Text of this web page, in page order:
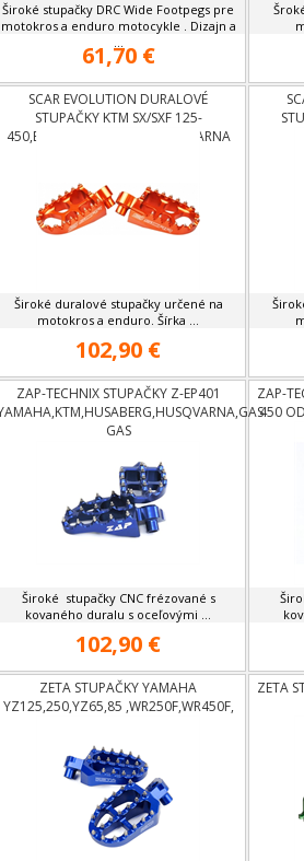
Široké stupačky DRC Wide Footpegs pre
motokros a enduro motocykle . Dizajn a
...
61,70 €
SCAR EVOLUTION DURALOVÉ
STUPAČKY KTM SX/SXF 125-
450,EXC/EXC-F 125-500,HUSQVARNA
Široké duralové stupačky určené na
motokros a enduro. Šírka ...
102,90 €
ZAP-TECHNIX STUPAČKY Z-EP401
GAS
Široké stupačky CNC frézované s
kovaného duralu s oceľovými ...
102,90 €
ZAP-
450
ZETA STUPAČKY YAMAHA
YZ125,250,YZ65,85 ,WR250F,WR450F,
ZETA